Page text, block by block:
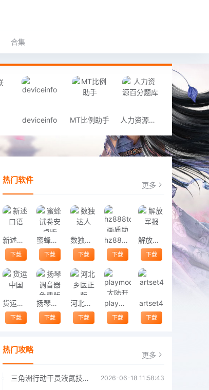
合集
deviceinfo MT比例助手 人力资源百分题库
热门软件 更多
新述口语
下载
蜜蜂试卷安卓版
下载
数独达人
下载
hz888top画质助手
下载
解放军报
下载
货运中国
下载
扬琴调音器免费版
下载
河北乡医正版
下载
playmods大陆开放版
下载
artset4
下载
热门攻略 更多
三角洲行动干员液氮技能效果详解 三角洲行动干员液氮技能介绍 2026-06-18 11:58:43